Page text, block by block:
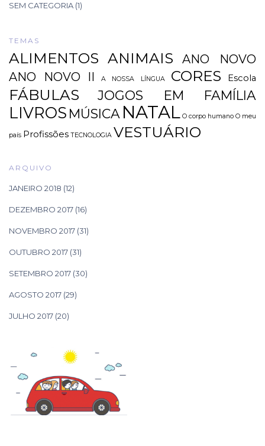
SEM CATEGORIA (1)
TEMAS
ALIMENTOS ANIMAIS
ANO NOVO
ANO NOVO II
A NOSSA LÍNGUA CORES Escola
FÁBULAS JOGOS EM FAMÍLIA
LIVROS MÚSICA NATAL O corpo humano O meu
país Profissões TECNOLOGIA VESTUÁRIO
ARQUIVO
JANEIRO 2018 (12)
DEZEMBRO 2017 (16)
NOVEMBRO 2017 (31)
OUTUBRO 2017 (31)
SETEMBRO 2017 (30)
AGOSTO 2017 (29)
JULHO 2017 (20)